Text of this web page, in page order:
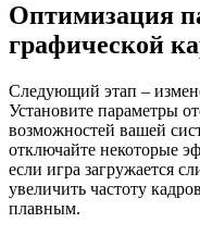
Оптимизация
графической
Следующий этап –
Установите параметры
возможностей вашей
отключайте некоторые
если игра загружается
увеличить частоту
плавным.